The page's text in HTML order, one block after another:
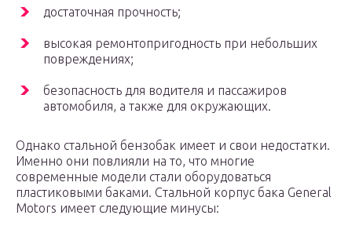
достаточная прочность;
высокая ремонтопригодность при небольших
повреждениях;
безопасность для водителя и пассажиров
автомобиля, а также для окружающих.
Однако стальной бензобак имеет и свои недостатки.
Именно они повлияли на то, что многие
современные модели стали оборудоваться
пластиковыми баками. Стальной корпус бака General
Motors имеет следующие минусы: